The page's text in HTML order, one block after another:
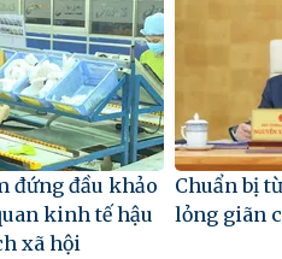
đứng đầu khảo
kinh tế hậu
xã hội
Chuẩn bị
lỏng giãn